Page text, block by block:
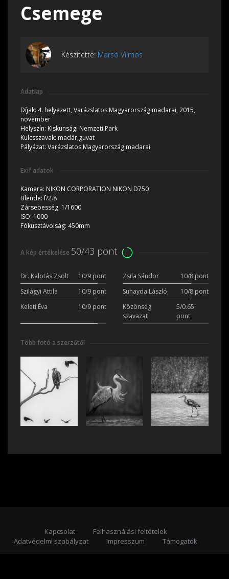
Csemege
Készítette: Marsó Vilmos
Adatlap
Díjak: 4. helyezett, Varázslatos Magyarország madarai, 2015,
november
Helyszín: Kiskunsági Nemzeti Park
Kulcsszavak: madár,guvat
Pályázat: Varázslatos Magyarország madarai
Exif adatok
Kamera: NIKON CORPORATION NIKON D750
Blende:f/2.8
Zársebesség: 1/1600
ISO: 1000
Fókusztávolság: 450mm
A kép értékelése 50/43 pont
Dr. Kalotás Zsolt 10/9 pont Zsila Sándor
10/8 pont
Szilágyi Attila
10/9 pont Suhayda László
10/8 pont
Keleti Éva
10/9 pont
Közönség
szavazat
5/0.65
pont
Több fotó a szerzőtől
Kapcsolat
Felhasználási feltételek
Adatvédelmi szabályzat
Impresszum
Támogatók